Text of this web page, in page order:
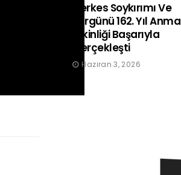
Çerkes Soykırımı Ve
Sürgünü 162. Yıl Anma
Etkinliği Başarıyla
Gerçekleşti
Haziran 3, 2026